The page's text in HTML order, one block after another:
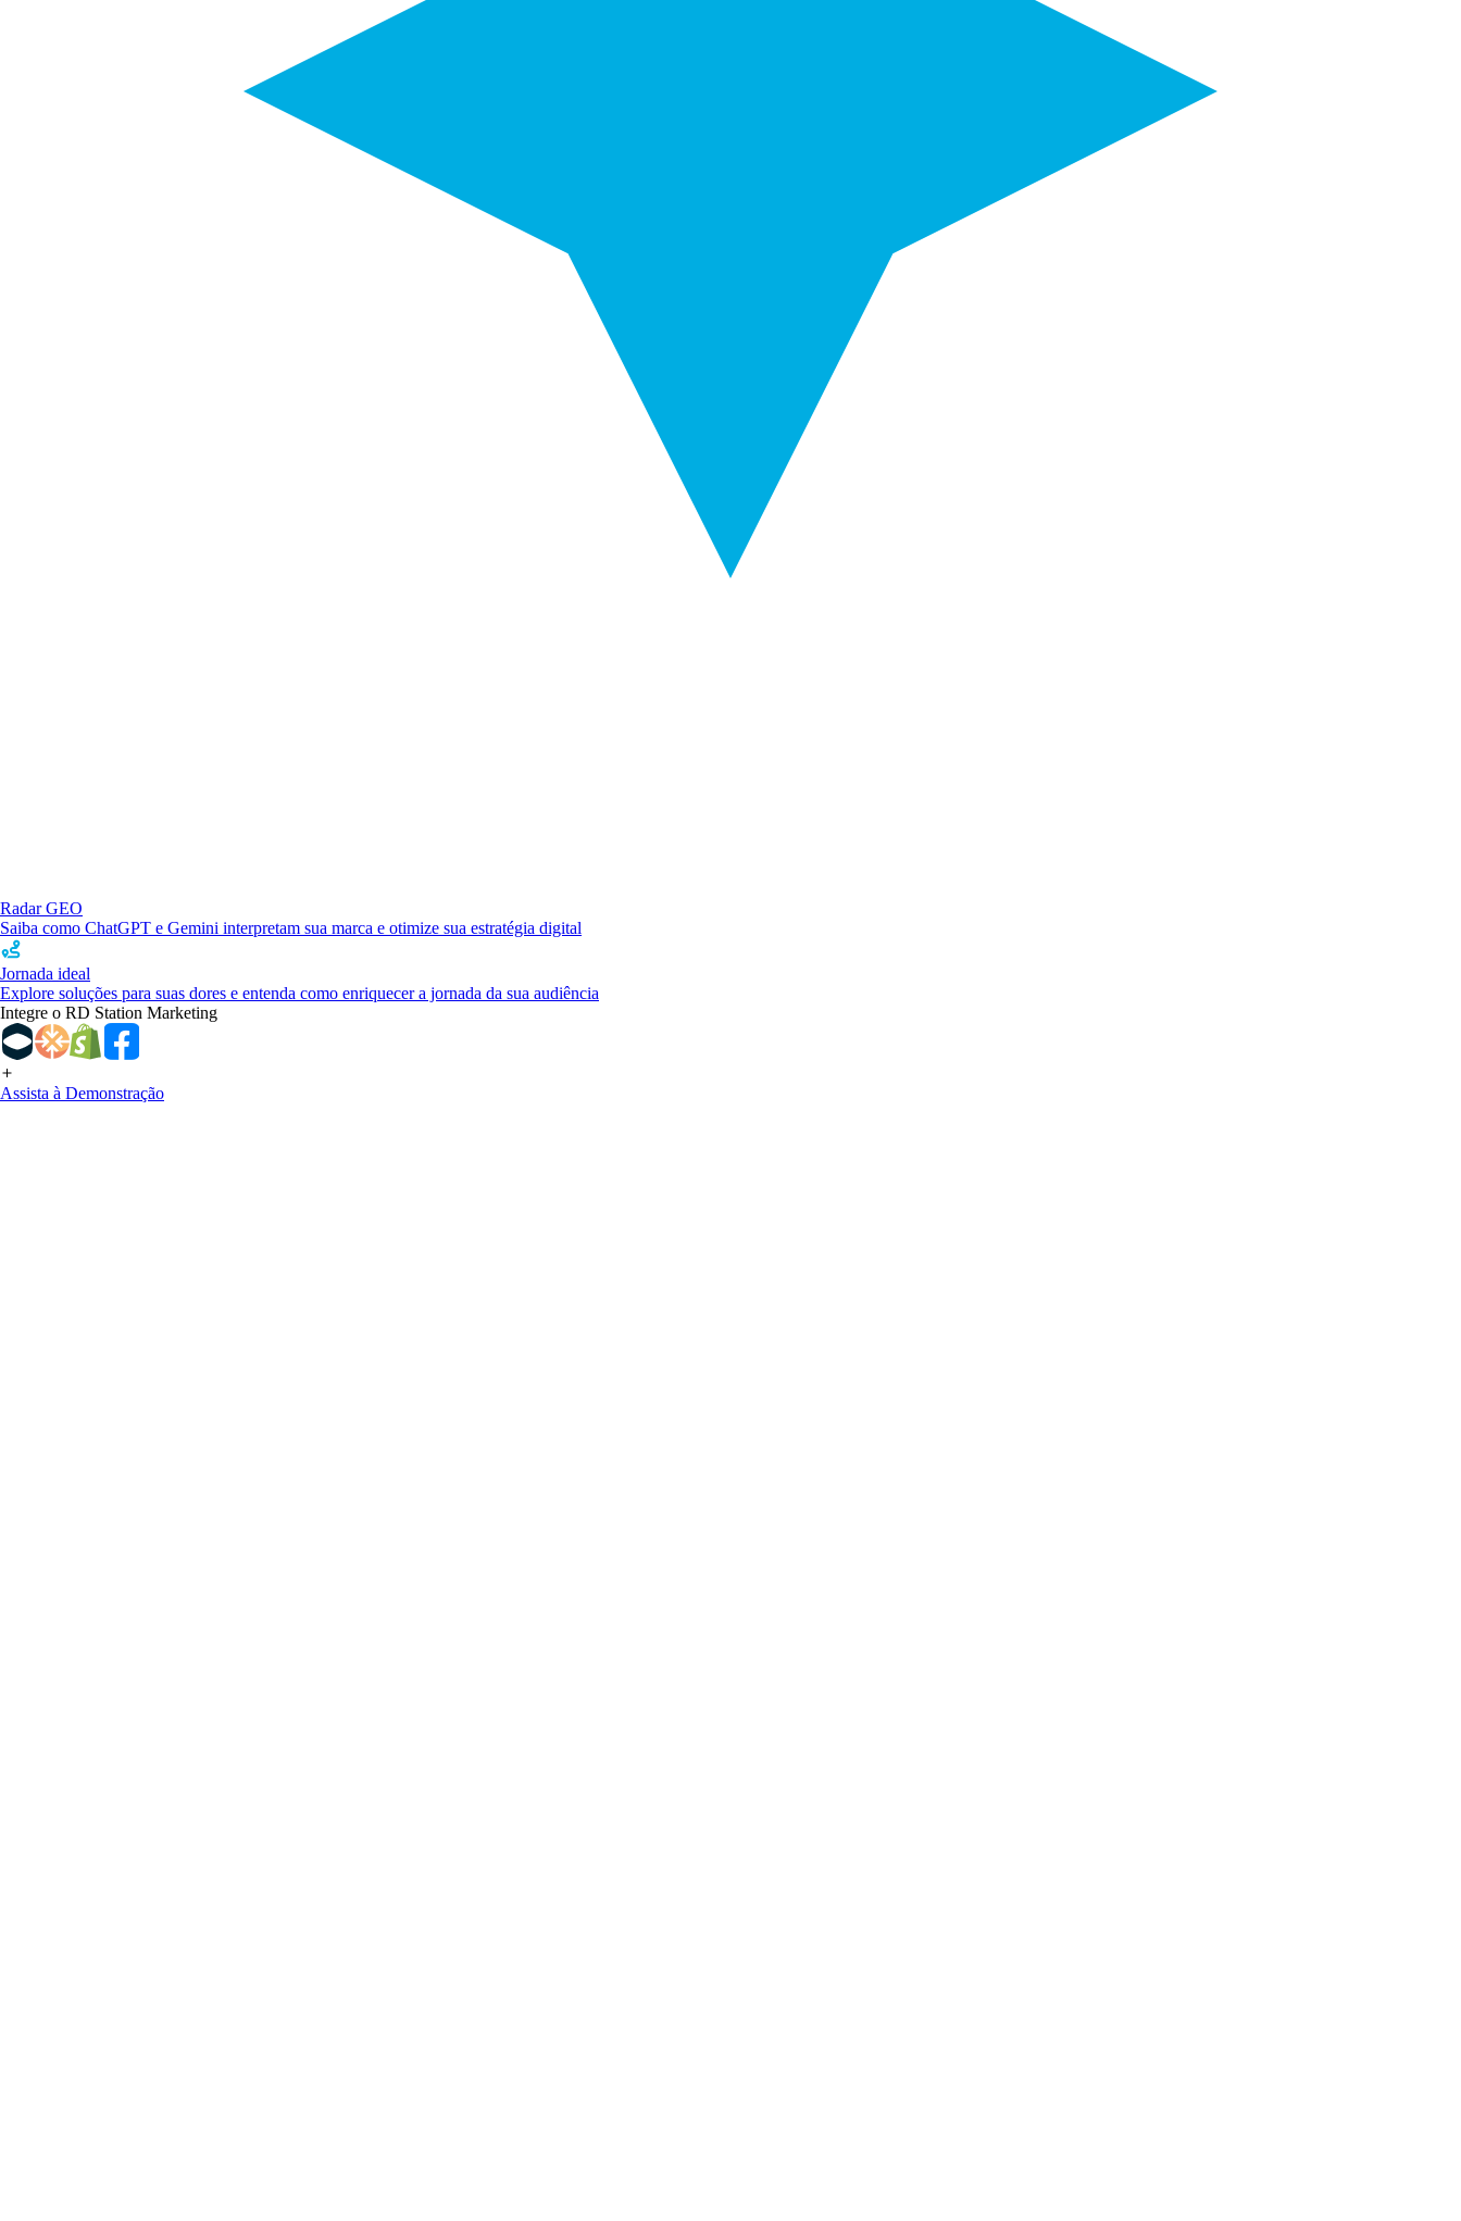
Radar GEO
Saiba como ChatGPT e Gemini interpretam sua marca e otimize sua estratégia digital
Jornada ideal
Explore soluções para suas dores e entenda como enriquecer a jornada da sua audiência
Integre o RD Station Marketing
Assista à Demonstração